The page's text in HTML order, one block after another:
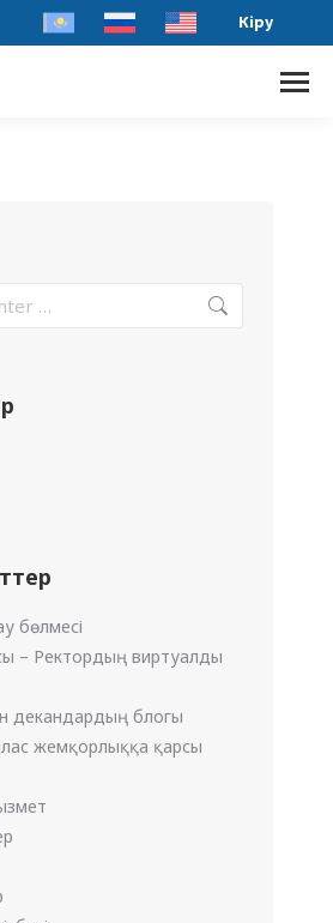
Кіру
бөлмесі
– Ректордың виртуалды
декандардың блогы
жемқорлыққа қарсы